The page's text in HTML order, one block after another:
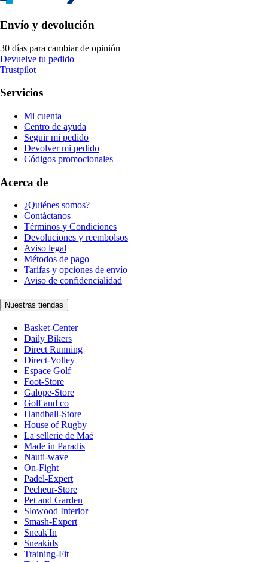
Envío y devolución
30 días para cambiar de opinión
Devuelve tu pedido
Trustpilot
Servicios
Mi cuenta
Centro de ayuda
Seguir mi pedido
Devolver mi pedido
Códigos promocionales
Acerca de
¿Quiénes somos?
Contáctanos
Términos y Condiciones
Devoluciones y reembolsos
Aviso legal
Métodos de pago
Tarifas y opciones de envío
Aviso de confidencialidad
Nuestras tiendas
Basket-Center
Daily Bikers
Direct Running
Direct-Volley
Espace Golf
Foot-Store
Galope-Store
Golf and co
Handball-Store
House of Rugby
La sellerie de Maé
Made in Paradis
Nauti-wave
On-Fight
Padel-Expert
Pecheur-Store
Pet and Garden
Slowood Interior
Smash-Expert
Sneak'In
Sneakids
Training-Fit